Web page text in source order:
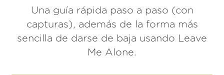
Spam Blocker
Do-not-disturb
Muro de amor
FAQ
Una guía rápida paso a paso (con
capturas), además de la forma más
sencilla de darse de baja usando Leave
Me Alone.